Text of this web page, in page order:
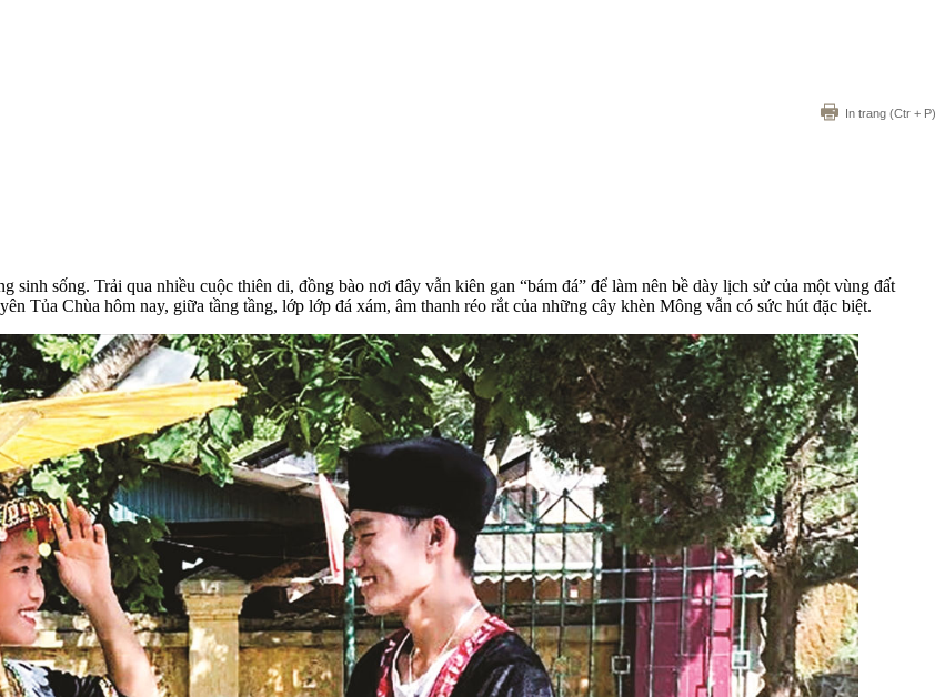
In trang (Ctr + P)
sống. Trải qua nhiều cuộc thiên di, đồng bào nơi đây vẫn kiên gan “bám đá” để làm nên bề dày lịch sử của một vùng đất
Tủa Chùa hôm nay, giữa tầng tầng, lớp lớp đá xám, âm thanh réo rắt của những cây khèn Mông vẫn có sức hút đặc biệt.